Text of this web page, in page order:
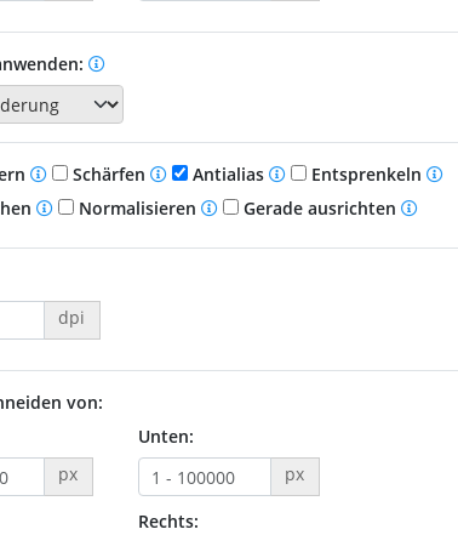
Schärfen Antialias
Entsprenkeln
Normalisieren Gerade ausrichten
dpi
von:
px
Unten:
px
Rechts: